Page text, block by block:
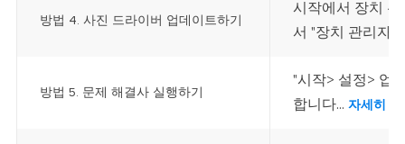
방법 4. 사진 드라이버 업데이트하기
시작에서 장치
서 "장치 관리자"
방법 5. 문제 해결사 실행하기
"시작> 설정> 업
합니다... 자세히 보